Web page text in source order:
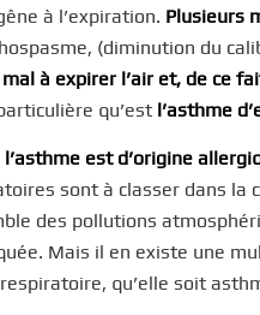
à l’expiration. Plusieurs
(diminution du
à expirer l’air et, de ce
qu’est l’asthme
l’asthme est d’origine
sont à classer dans la
des pollutions
Mais il en existe une
qu’elle soit